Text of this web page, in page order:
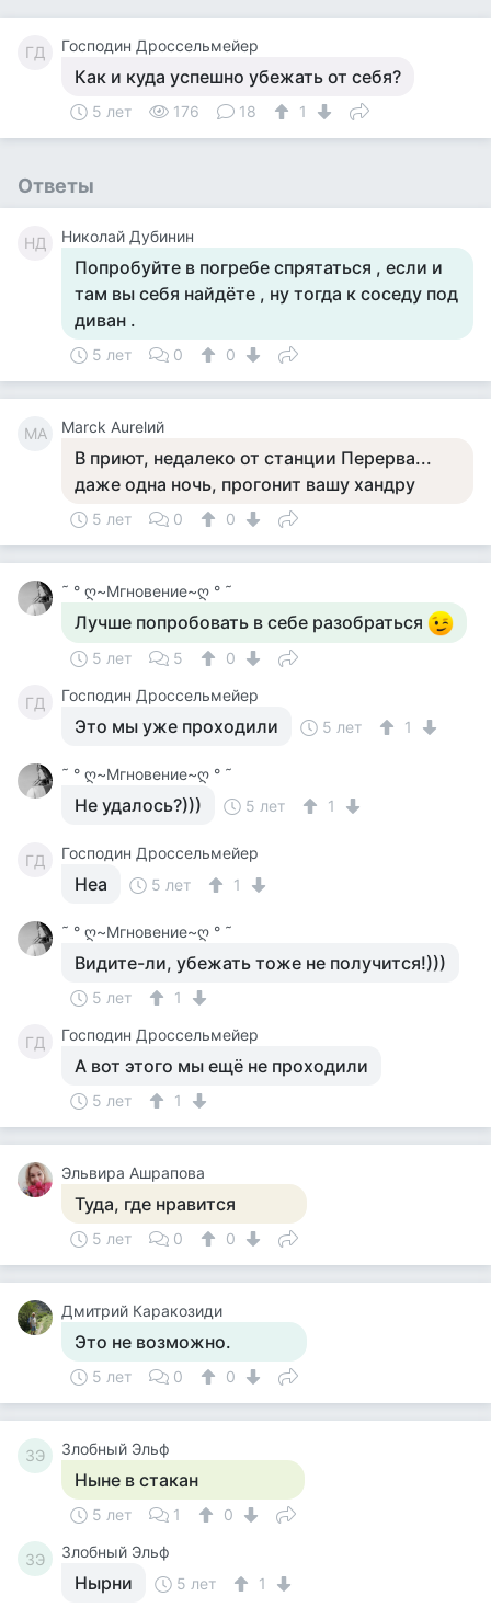
ГД Господин Дроссельмейер
Как и куда успешно убежать от себя?
5 лет 176 18 1
Ответы
НД Николай Дубинин
Попробуйте в погребе спрятаться , если и
там вы себя найдёте , ну тогда к соседу под
диван .
5 лет 0 0
MA Marck Aurelий
В приют, недалеко от станции Перерва...
даже одна ночь, прогонит вашу хандру
5 лет 0 0
˜ ° ღ~Мгновение~ღ ° ˜
Лучше попробовать в себе разобраться
5 лет 5 0
ГД Господин Дроссельмейер
Это мы уже проходили 5 лет 1
˜ ° ღ~Мгновение~ღ ° ˜
Не удалось?))) 5 лет 1
ГД Господин Дроссельмейер
Неа 5 лет 1
˜ ° ღ~Мгновение~ღ ° ˜
Видите-ли, убежать тоже не получится!)))
5 лет 1
ГД Господин Дроссельмейер
А вот этого мы ещё не проходили
5 лет 1
Эльвира Ашрапова
Туда, где нравится
5 лет 0 0
Дмитрий Каракозиди
Это не возможно.
5 лет 0 0
ЗЭ Злобный Эльф
Ныне в стакан
5 лет 1 0
ЗЭ Злобный Эльф
Нырни 5 лет 1